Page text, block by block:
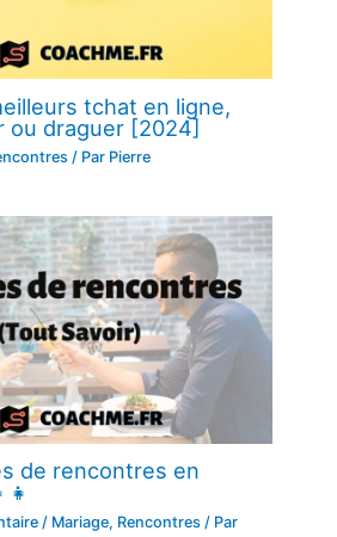
tchat en ligne,
ou draguer [2024]
/ Par Pierre
de rencontres en
/ Mariage, Rencontres / Par